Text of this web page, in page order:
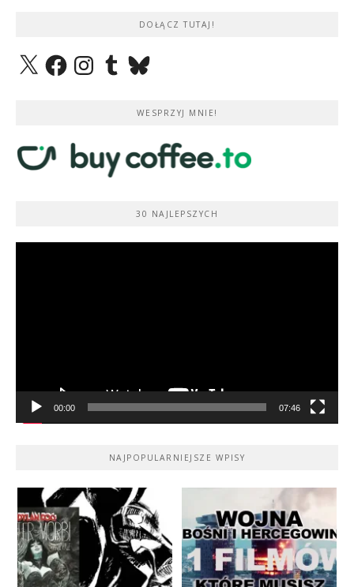
DOŁĄCZ TUTAJ!
X FacebookInstagramTumblrBluesky
WESPRZYJ MNIE!
30 NAJLEPSZYCH
00:00 07:46
NAJPOPULARNIEJSZE WPISY